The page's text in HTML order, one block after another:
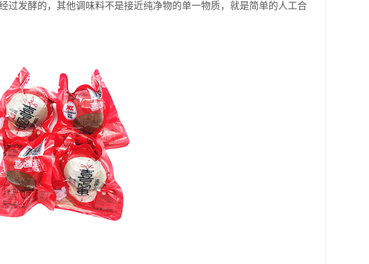
过发酵的，其他调味料不是接近纯净物的单一物质，就是简单的人工合